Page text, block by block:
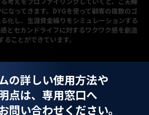
なってきます。DYGを使って顧客の複数のゴ
化し、生涯資金繰りをシミュレーションする
とセカンドライフに対するワクワク感を創造
ることができています。
の詳しい使用方法や
点は、 専用窓口へ
問い合わせください。